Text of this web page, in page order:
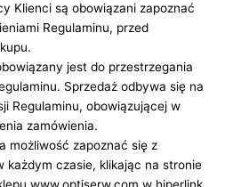
Klienci są obowiązani zapoznać
Regulaminu, przed
jest do przestrzegania
Sprzedaż odbywa się na
Regulaminu, obowiązującej w
zamówienia.
możliwość zapoznać się z
każdym czasie, klikając na stronie